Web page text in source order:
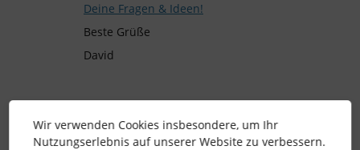
Deine Fragen & Ideen!
Beste Grüße
David
Software Hardware asset management
Wir verwenden Cookies insbesondere, um Ihr
Nutzungserlebnis auf unserer Website zu verbessern.